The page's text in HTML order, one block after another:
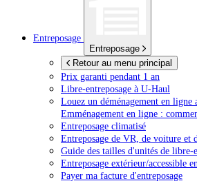
Entreposage
Entreposage
Retour au menu principal
Prix garanti pendant 1 an
Libre-entreposage à U-Haul
Louez un déménagement en ligne
Emménagement en ligne :
Entreposage climatisé
Entreposage de VR, de voiture et
Guide des tailles d'unités de libre-
Entreposage extérieur/accessible
Payer ma facture d'entreposage